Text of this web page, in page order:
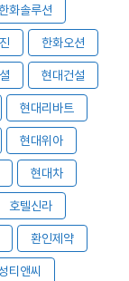
화솔루션
한화오션
현대건설
현대리바트
현대위아
현대차
호텔신라
환인제약
티앤씨